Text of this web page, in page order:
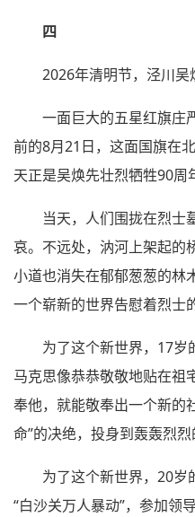
四
2026年清明节，泾川吴
一面巨大的五星红旗庄
前的8月21日，这面国旗在
天正是吴焕先壮烈牺牲90周
当天，人们围拢在烈士
哀。不远处，汭河上架起的
小道也消失在郁郁葱葱的林
一个崭新的世界告慰着烈士
为了这个新世界，17岁
马克思像恭恭敬敬地贴在祖
奉他，就能敬奉出一个新的
命”的决绝，投身到轰轰烈烈
为了这个新世界，20岁
“白沙关万人暴动”，参加领